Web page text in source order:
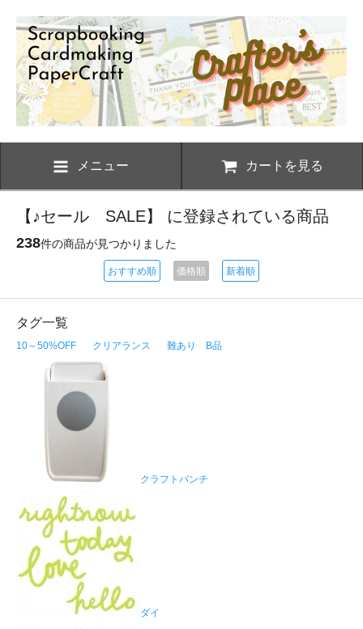
メニュー カートを見る
【♪セール SALE】 に登録されている商品
238件の商品が見つかりました
おすすめ順 価格順 新着順
タグ一覧
10～50%OFF クリアランス 難あり B品
クラフトパンチ
ダイ